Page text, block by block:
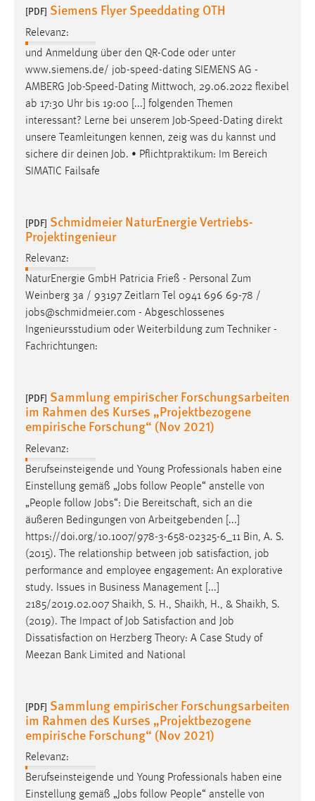
[PDF] Siemens Flyer Speeddating OTH
Relevanz:
und Anmeldung über den QR-Code oder unter
www.siemens.de/ job-speed-dating SIEMENS AG -
AMBERG Job-Speed-Dating Mittwoch, 29.06.2022 flexibel
ab 17:30 Uhr bis 19:00 [...] folgenden Themen
interessant? Lerne bei unserem Job-Speed-Dating direkt
unsere Teamleitungen kennen, zeig was du kannst und
sichere dir deinen Job. • Pflichtpraktikum: Im Bereich
SIMATIC Failsafe
[PDF] Schmidmeier NaturEnergie Vertriebs-
Projektingenieur
Relevanz:
NaturEnergie GmbH Patricia Frieß - Personal Zum
Weinberg 3a / 93197 Zeitlarn Tel 0941 696 69-78 /
jobs@schmidmeier.com - Abgeschlossenes
Ingenieursstudium oder Weiterbildung zum Techniker -
Fachrichtungen:
[PDF] Sammlung empirischer Forschungsarbeiten
im Rahmen des Kurses „Projektbezogene
empirische Forschung“ (Nov 2021)
Relevanz:
Berufseinsteigende und Young Professionals haben eine
Einstellung gemäß „Jobs follow People“ anstelle von
„People follow Jobs“: Die Bereitschaft, sich an die
äußeren Bedingungen von Arbeitgebenden [...]
https://doi.org/10.1007/978-3-658-02325-6_11 Bin, A. S.
(2015). The relationship between job satisfaction, job
performance and employee engagement: An explorative
study. Issues in Business Management [...]
2185/2019.02.007 Shaikh, S. H., Shaikh, H., & Shaikh, S.
(2019). The Impact of Job Satisfaction and Job
Dissatisfaction on Herzberg Theory: A Case Study of
Meezan Bank Limited and National
[PDF] Sammlung empirischer Forschungsarbeiten
im Rahmen des Kurses „Projektbezogene
empirische Forschung“ (Nov 2021)
Relevanz:
Berufseinsteigende und Young Professionals haben eine
Einstellung gemäß „Jobs follow People“ anstelle von